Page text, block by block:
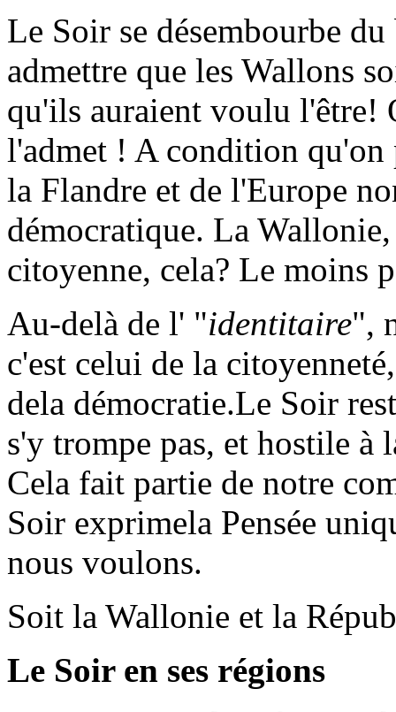
Le Soir se désembourbe
admettre que les Wallons
qu'ils auraient voulu l'être!
l'admet ! A condition qu'on
la Flandre et de l'Europe
démocratique. La
citoyenne, cela? Le moins
Au-delà de l' "identitaire",
c'est celui de la
dela démocratie.Le Soir
s'y trompe pas, et hostile à
Cela fait partie de notre
Soir exprimela Pensée
nous voulons.
Soit la Wallonie et la
Le Soir en ses régions